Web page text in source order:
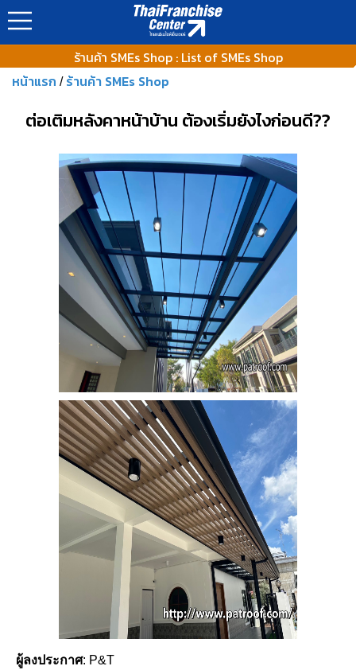
https://www.thaifranchisecenter.com/shop/images/
ร้านค้า SMEs Shop : List of SMEs Shop
หน้าแรก / ร้านค้า SMEs Shop
ต่อเติมหลังคาหน้าบ้าน ต้องเริ่มยังไงก่อนดี??
ผู้ลงประกาศ: P&T